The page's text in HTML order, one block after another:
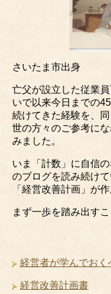
さいたま市出身
亡父が設立した従業
いで以来今日までの
続けてきた経験を、
世の方々のご参考に
みました。
いま「計数」に自信
のブログを読み続け
「経営改善計画」が
まず一歩を踏み出す
経営者が学んでおく
経営改善計画書